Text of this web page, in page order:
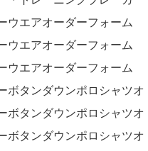
ウエアオーダーフォーム
ウエアオーダーフォーム
ウエアオーダーフォーム
ボタンダウンポロシャツオ
ボタンダウンポロシャツオ
ボタンダウンポロシャツオ